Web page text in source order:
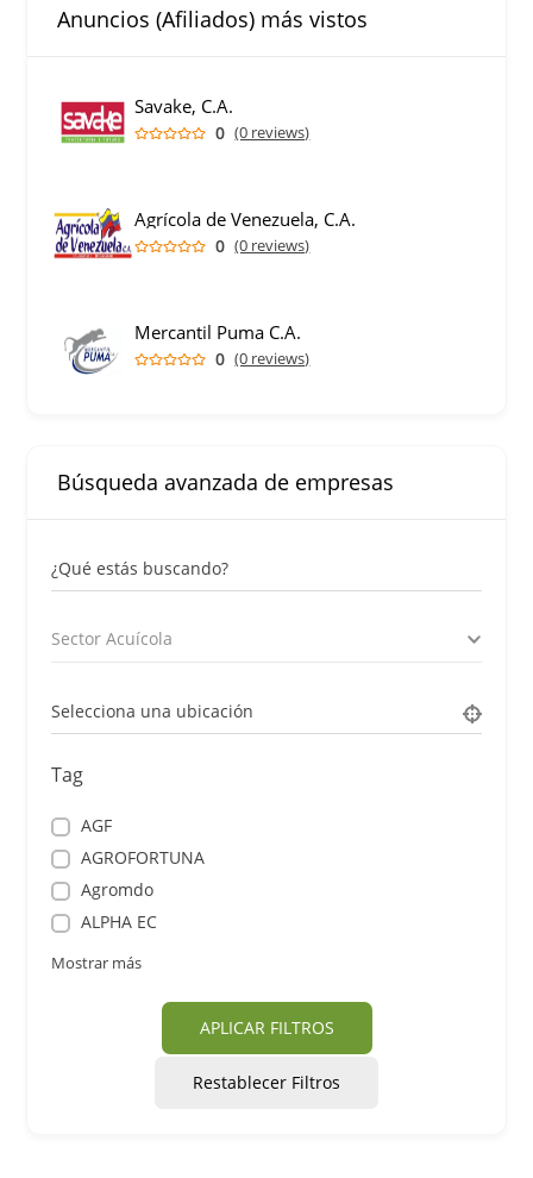
Anuncios (Afiliados) más vistos
Savake, C.A.
0 (0 reviews)
Agrícola de Venezuela, C.A.
0 (0 reviews)
Mercantil Puma C.A.
0 (0 reviews)
Búsqueda avanzada de empresas
¿Qué estás buscando?
Sector Acuícola
Selecciona una ubicación
Tag
AGF
AGROFORTUNA
Agromdo
ALPHA EC
Mostrar más
APLICAR FILTROS
Restablecer Filtros